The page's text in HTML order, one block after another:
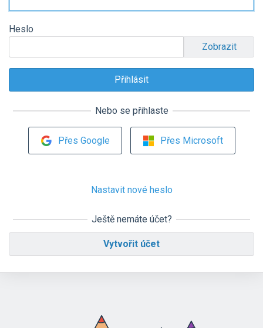
Heslo
Zobrazit
Nebo se přihlaste
Přes Google Přes Microsoft
Nastavit nové heslo
Ještě nemáte účet?
Vytvořit účet